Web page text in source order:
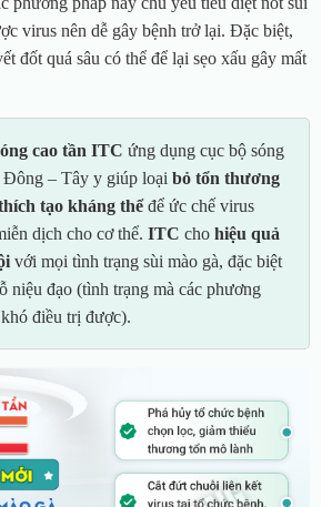
virus nên dễ gây bệnh trở lại. Đặc biệt,
đốt quá sâu có thể để lại sẹo xấu gây mất
cao tần ITC ứng dụng cục bộ sóng
Đông – Tây y giúp loại bỏ tổn thương
tạo kháng thểđể ức chế virus
dịch cho cơ thể. ITC cho hiệu quả
với mọi tình trạng sùi mào gà, đặc biệt
niệu đạo (tình trạng mà các phương
điều trị được).